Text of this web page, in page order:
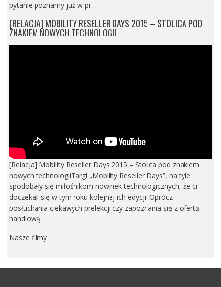
pytanie poznamy już w pr…
[RELACJA] MOBILITY RESELLER DAYS 2015 – STOLICA POD
ZNAKIEM NOWYCH TECHNOLOGII
[Relacja] Mobility Reseller Days 2015 – Stolica pod znakiem
nowych technologiiTargi „Mobility Reseller Days”, na tyle
spodobały się miłośnikom nowinek technologicznych, że ci
doczekali się w tym roku kolejnej ich edycji. Oprócz
posłuchania ciekawych prelekcji czy zapoznania się z ofertą
handlową …
Nasze filmy